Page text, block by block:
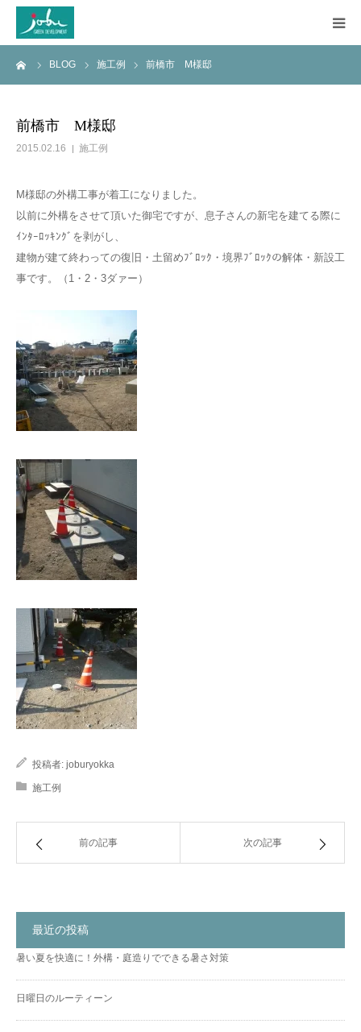
BLOG 施工例 前橋市 M様邸
前橋市 M様邸
2015.02.16 施工例
M様邸の外構工事が着工になりました。
以前に外構をさせて頂いた御宅ですが、息子さんの新宅を建てる際に
ｲﾝﾀｰﾛｯｷﾝｸﾞを剥がし、
建物が建て終わっての復旧・土留めﾌﾞﾛｯｸ・境界ﾌﾞﾛｯｸの解体・新設工
事です。（1・2・3ダァー）
投稿者: joburyokka
施工例
前の記事 次の記事
最近の投稿
暑い夏を快適に！外構・庭造りでできる暑さ対策
日曜日のルーティーン
HOME
Q&A
CONTACT US